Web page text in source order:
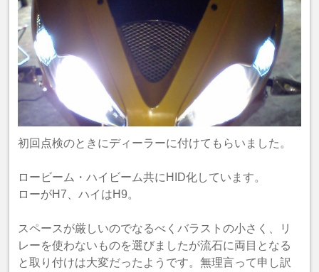
初回点検のときにディーラーに付けてもらいました。
ロービーム・ハイビーム共にHID化しています。
ローがH7、ハイはH9。
スペースが厳しいのでなるべくバラストの小さく、リ
レーを使わないものを選びましたが流石に両目となる
と取り付けは大変だったようです。無理言って申し訳